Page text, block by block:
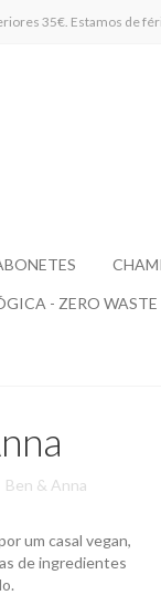
35€. Estamos de
- ZERO WASTE
Ben & Anna
um casal vegan,
de ingredientes